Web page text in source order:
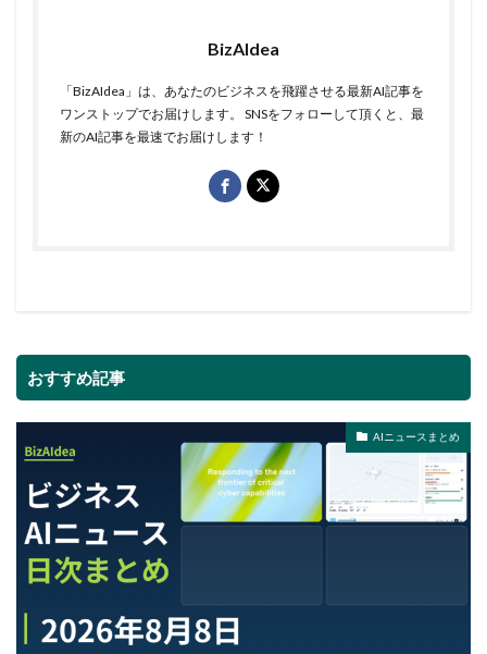
BizAIdea
「BizAIdea」は、あなたのビジネスを飛躍させる最新AI記事を
ワンストップでお届けします。 SNSをフォローして頂くと、最
新のAI記事を最速でお届けします！
おすすめ記事
AIニュースまとめ